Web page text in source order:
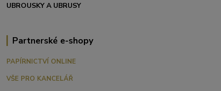
UBROUSKY A UBRUSY
Partnerské e-shopy
PAPÍRNICTVÍ ONLINE
VŠE PRO KANCELÁŘ